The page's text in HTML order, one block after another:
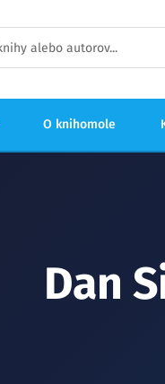
O knihomole
Dan